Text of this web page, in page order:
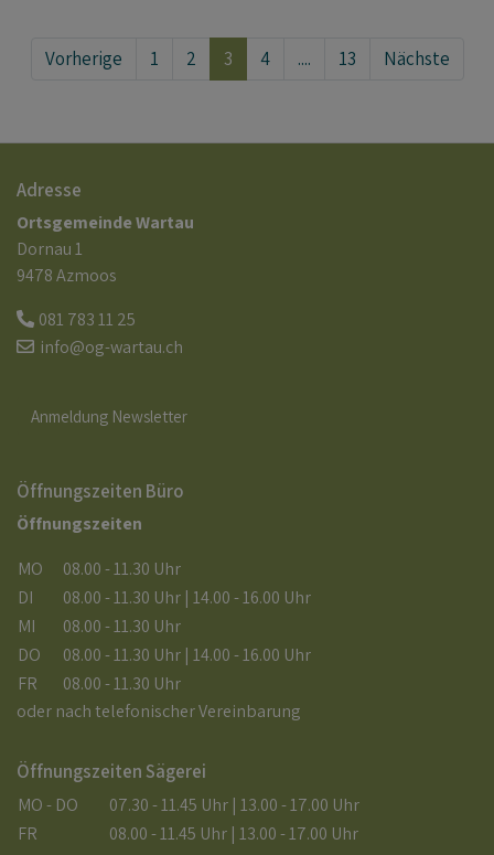
Vorherige 1 2 3 4 .... 13 Nächste
Adresse
Ortsgemeinde Wartau
Dornau 1
9478 Azmoos
081 783 11 25
info@og-wartau.ch
Anmeldung Newsletter
Öffnungszeiten Büro
Öffnungszeiten
MO
08.00 - 11.30 Uhr
DI
08.00 - 11.30 Uhr | 14.00 - 16.00 Uhr
MI
08.00 - 11.30 Uhr
DO
08.00 - 11.30 Uhr | 14.00 - 16.00 Uhr
FR
08.00 - 11.30 Uhr
oder nach telefonischer Vereinbarung
Öffnungszeiten Sägerei
MO - DO
07.30 - 11.45 Uhr | 13.00 - 17.00 Uhr
FR
08.00 - 11.45 Uhr | 13.00 - 17.00 Uhr